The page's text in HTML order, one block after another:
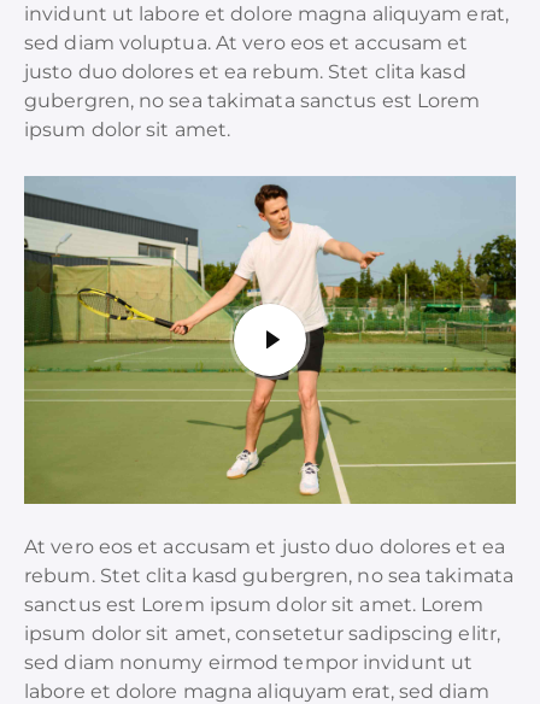
invidunt ut labore et dolore magna aliquyam erat,
sed diam voluptua. At vero eos et accusam et
justo duo dolores et ea rebum. Stet clita kasd
gubergren, no sea takimata sanctus est Lorem
ipsum dolor sit amet.
At vero eos et accusam et justo duo dolores et ea
rebum. Stet clita kasd gubergren, no sea takimata
sanctus est Lorem ipsum dolor sit amet. Lorem
ipsum dolor sit amet, consetetur sadipscing elitr,
sed diam nonumy eirmod tempor invidunt ut
labore et dolore magna aliquyam erat, sed diam